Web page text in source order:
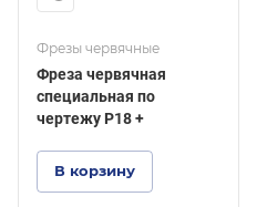
Фрезы червячные
Фреза червячная
специальная по
чертежу Р18 +
В корзину